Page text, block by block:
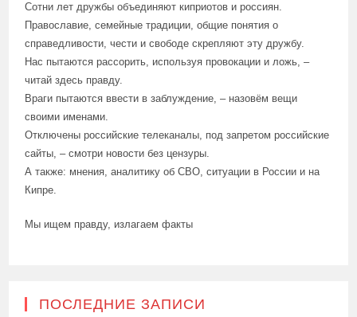
Сотни лет дружбы объединяют киприотов и россиян.
Православие, семейные традиции, общие понятия о
справедливости, чести и свободе скрепляют эту дружбу.
Нас пытаются рассорить, используя провокации и ложь, –
читай здесь правду.
Враги пытаются ввести в заблуждение, – назовём вещи
своими именами.
Отключены российские телеканалы, под запретом российские
сайты, – смотри новости без цензуры.
А также: мнения, аналитику об СВО, ситуации в России и на
Кипре.
Мы ищем правду, излагаем факты
ПОСЛЕДНИЕ ЗАПИСИ